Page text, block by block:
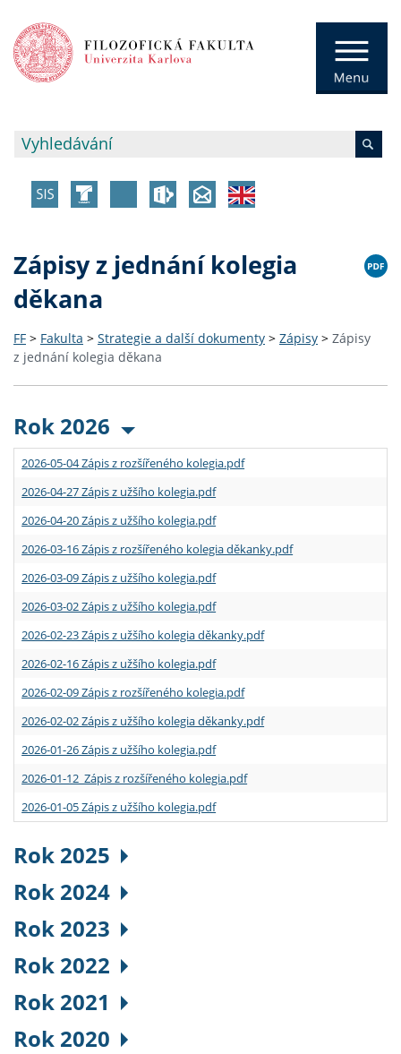
Zápisy z jednání kolegia
děkana
FF > Fakulta > Strategie a další dokumenty > Zápisy > Zápisy
z jednání kolegia děkana
Rok 2026
2026-05-04 Zápis z rozšířeného kolegia.pdf
2026-04-27 Zápis z užšího kolegia.pdf
2026-04-20 Zápis z užšího kolegia.pdf
2026-03-16 Zápis z rozšířeného kolegia děkanky.pdf
2026-03-09 Zápis z užšího kolegia.pdf
2026-03-02 Zápis z užšího kolegia.pdf
2026-02-23 Zápis z užšího kolegia děkanky.pdf
2026-02-16 Zápis z užšího kolegia.pdf
2026-02-09 Zápis z rozšířeného kolegia.pdf
2026-02-02 Zápis z užšího kolegia děkanky.pdf
2026-01-26 Zápis z užšího kolegia.pdf
2026-01-12 Zápis z rozšířeného kolegia.pdf
2026-01-05 Zápis z užšího kolegia.pdf
Rok 2025
Rok 2024
Rok 2023
Rok 2022
Rok 2021
Rok 2020